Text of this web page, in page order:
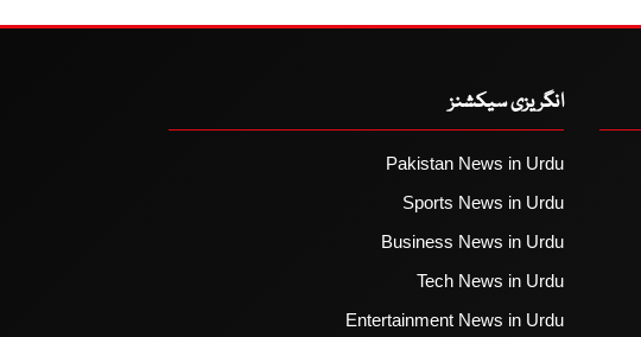
انگریزی سیکشنز
Pakistan News in Urdu
Sports News in Urdu
Business News in Urdu
Tech News in Urdu
Entertainment News in Urdu